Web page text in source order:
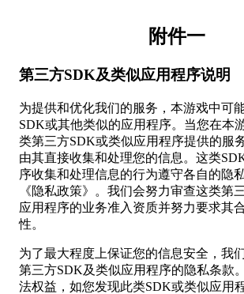
附件一
第三方SDK及类似应用程序说明
为提供和优化我们的服务，本游戏中可
SDK或其他类似的应用程序。当您在本
类第三方SDK或类似应用程序提供的服
由其直接收集和处理您的信息。这类
序收集和处理信息的行为遵守各自的隐
《隐私政策》。我们会努力审查这类第
应用程序的业务准入资质并努力要求其
性。
为了最大程度上保证您的信息安全，我
第三方SDK及类似应用程序的隐私条款
法权益，如您发现此类SDK或类似应用